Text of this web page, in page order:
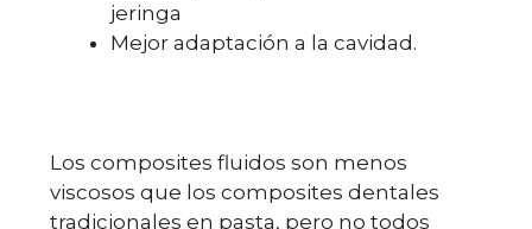
jeringa
Mejor adaptación a la cavidad.
Los composites fluidos son menos
viscosos que los composites dentales
tradicionales en pasta, pero no todos